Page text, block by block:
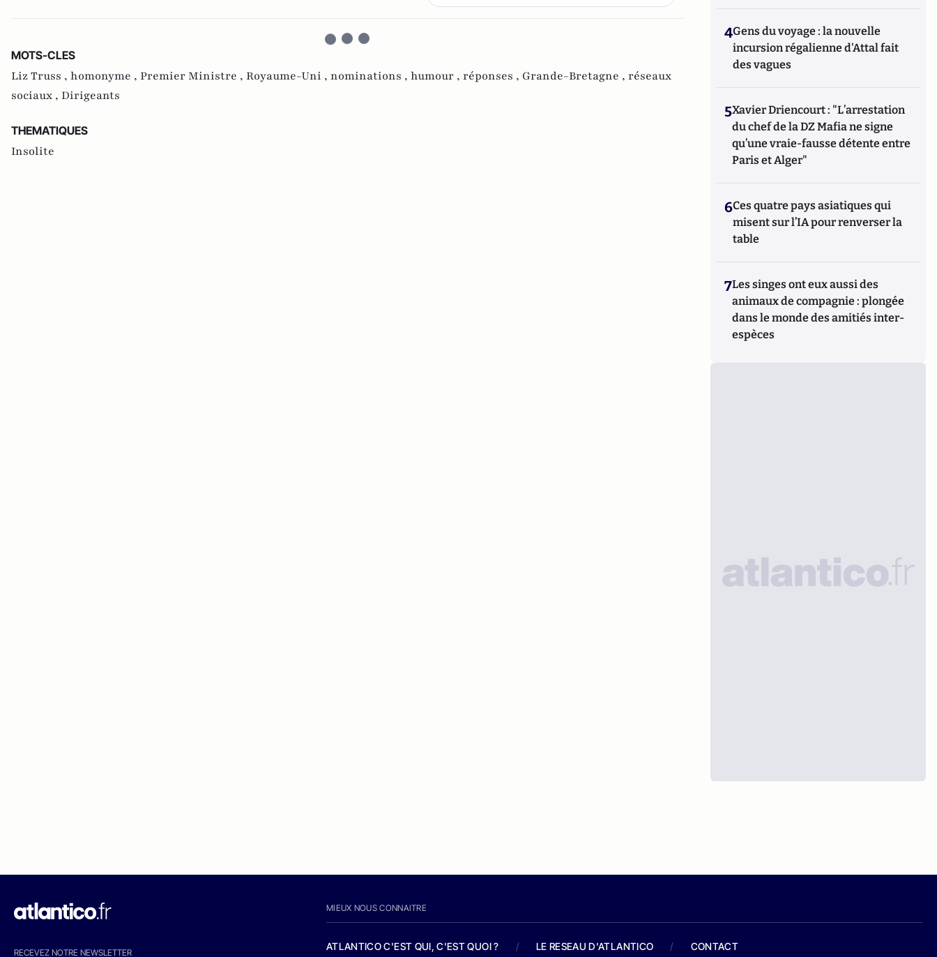
MOTS-CLES
Liz Truss , homonyme , Premier Ministre , Royaume-Uni , nominations , humour , réponses , Grande-Bretagne , réseaux
sociaux , Dirigeants
THEMATIQUES
Insolite
4Gens du voyage : la nouvelle
incursion régalienne d'Attal fait
des vagues
5Xavier Driencourt : "L’arrestation
du chef de la DZ Mafia ne signe
qu’une vraie-fausse détente entre
Paris et Alger"
6Ces quatre pays asiatiques qui
misent sur l’IA pour renverser la
table
7Les singes ont eux aussi des
animaux de compagnie : plongée
dans le monde des amitiés inter-
espèces
RECEVEZ NOTRE NEWSLETTER
MIEUX NOUS CONNAITRE
ATLANTICO C'EST QUI, C'EST QUOI ? / LE RESEAU D'ATLANTICO / CONTACT